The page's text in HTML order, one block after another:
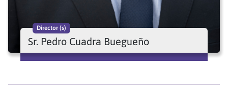
Director (s)
Sr. Pedro Cuadra Buegueño